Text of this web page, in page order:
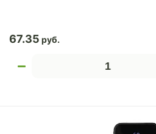
67.35